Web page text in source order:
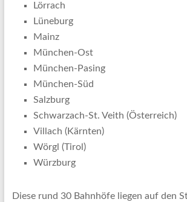
Lörrach
Lüneburg
Mainz
München-Ost
München-Pasing
München-Süd
Salzburg
Schwarzach-St. Veith (Österreich)
Villach (Kärnten)
Wörgl (Tirol)
Würzburg
Diese rund 30 Bahnhöfe liegen auf den